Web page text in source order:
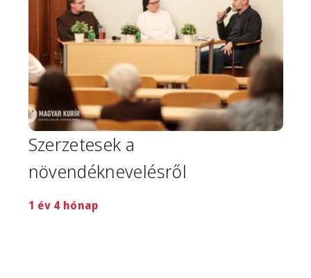
Szerzetesek a
növendéknevelésről
1 év 4 hónap